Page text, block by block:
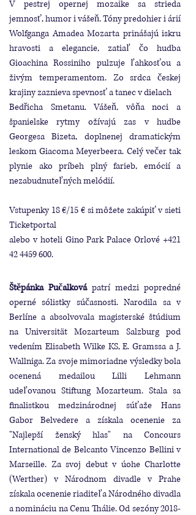
V pestrej opernej mozaike sa strieda
jemnosť, humor i vášeň. Tóny predohier i árií
Wolfganga Amadea Mozarta prinášajú iskru
hravosti a elegancie, zatiaľ čo hudba
Gioachina Rossiniho pulzuje ľahkosťou a
živým temperamentom. Zo srdca českej
krajiny zaznieva spevnosť a tanec v dielach
Bedřicha Smetanu. Vášeň, vôňa noci a
španielske rytmy ožívajú zas v hudbe
Georgesa Bizeta, doplnenej dramatickým
leskom Giacoma Meyerbeera. Celý večer tak
plynie ako príbeh plný farieb, emócií a
nezabudnuteľných melódií.
Vstupenky 18 €/15 € si môžete zakúpiť v sieti
Ticketportal
alebo v hoteli Gino Park Palace Orlové +421
42 4459 600.
Štěpánka Pučalkovápatrí medzi popredné
operné sólistky súčasnosti. Narodila sa v
Berlíne a absolvovala magisterské štúdium
na Universität Mozarteum Salzburg pod
vedením Elisabeth Wilke KS, E. Gramssa a J.
Wallniga. Za svoje mimoriadne výsledky bola
ocenená medailou Lilli Lehmann
udeľovanou Stiftung Mozarteum. Stala sa
finalistkou medzinárodnej súťaže Hans
Gabor Belvedere a získala ocenenie za
"Najlepší ženský hlas" na Concours
International de Belcanto Vincenzo Bellini v
Marseille. Za svoj debut v úohe Charlotte
(Werther) v Národnom divadle v Prahe
získala ocenenie riaditeľa Národného divadla
a nomináciu na Cenu Thálie. Od sezóny2018-